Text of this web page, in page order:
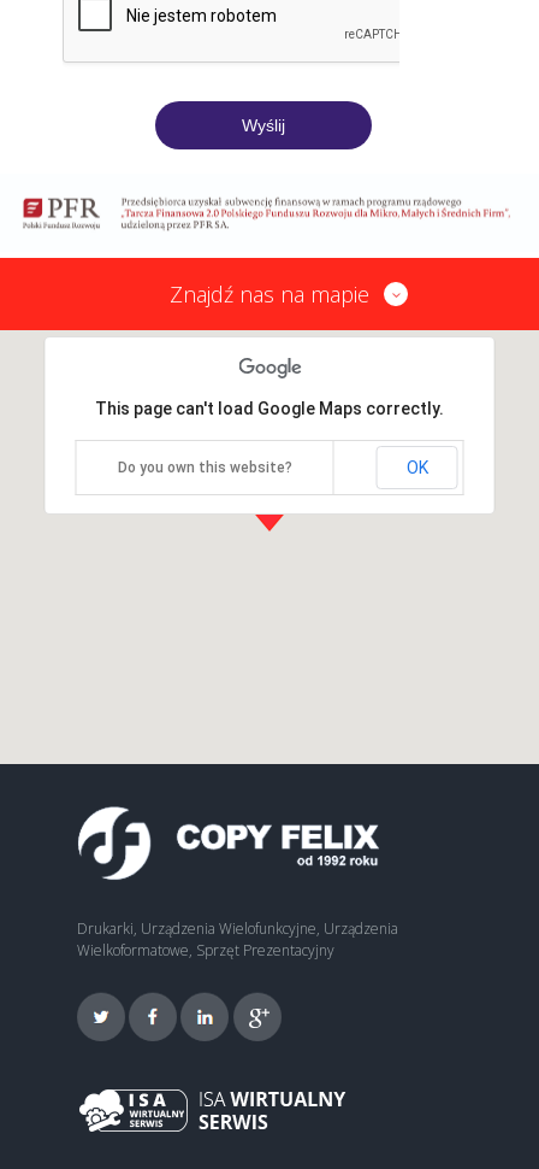
Znajdź nas na mapie
This page can't load Google Maps correctly.
Do you own this website? OK
Drukarki, Urządzenia Wielofunkcyjne, Urządzenia
Wielkoformatowe, Sprzęt Prezentacyjny